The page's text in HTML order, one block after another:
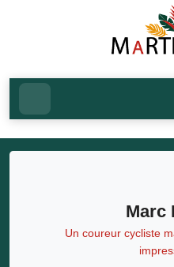
Marc
Un coureur cycliste